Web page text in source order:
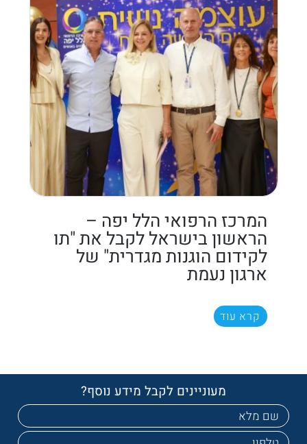
המרכז הרפואי הלל יפה –
הראשון בישראל לקבל את "תו
לקידום הוגנות מגדרית" של
ארגון נעמת
קרא עוד
מעוניינים לקבל מידע נוסף?